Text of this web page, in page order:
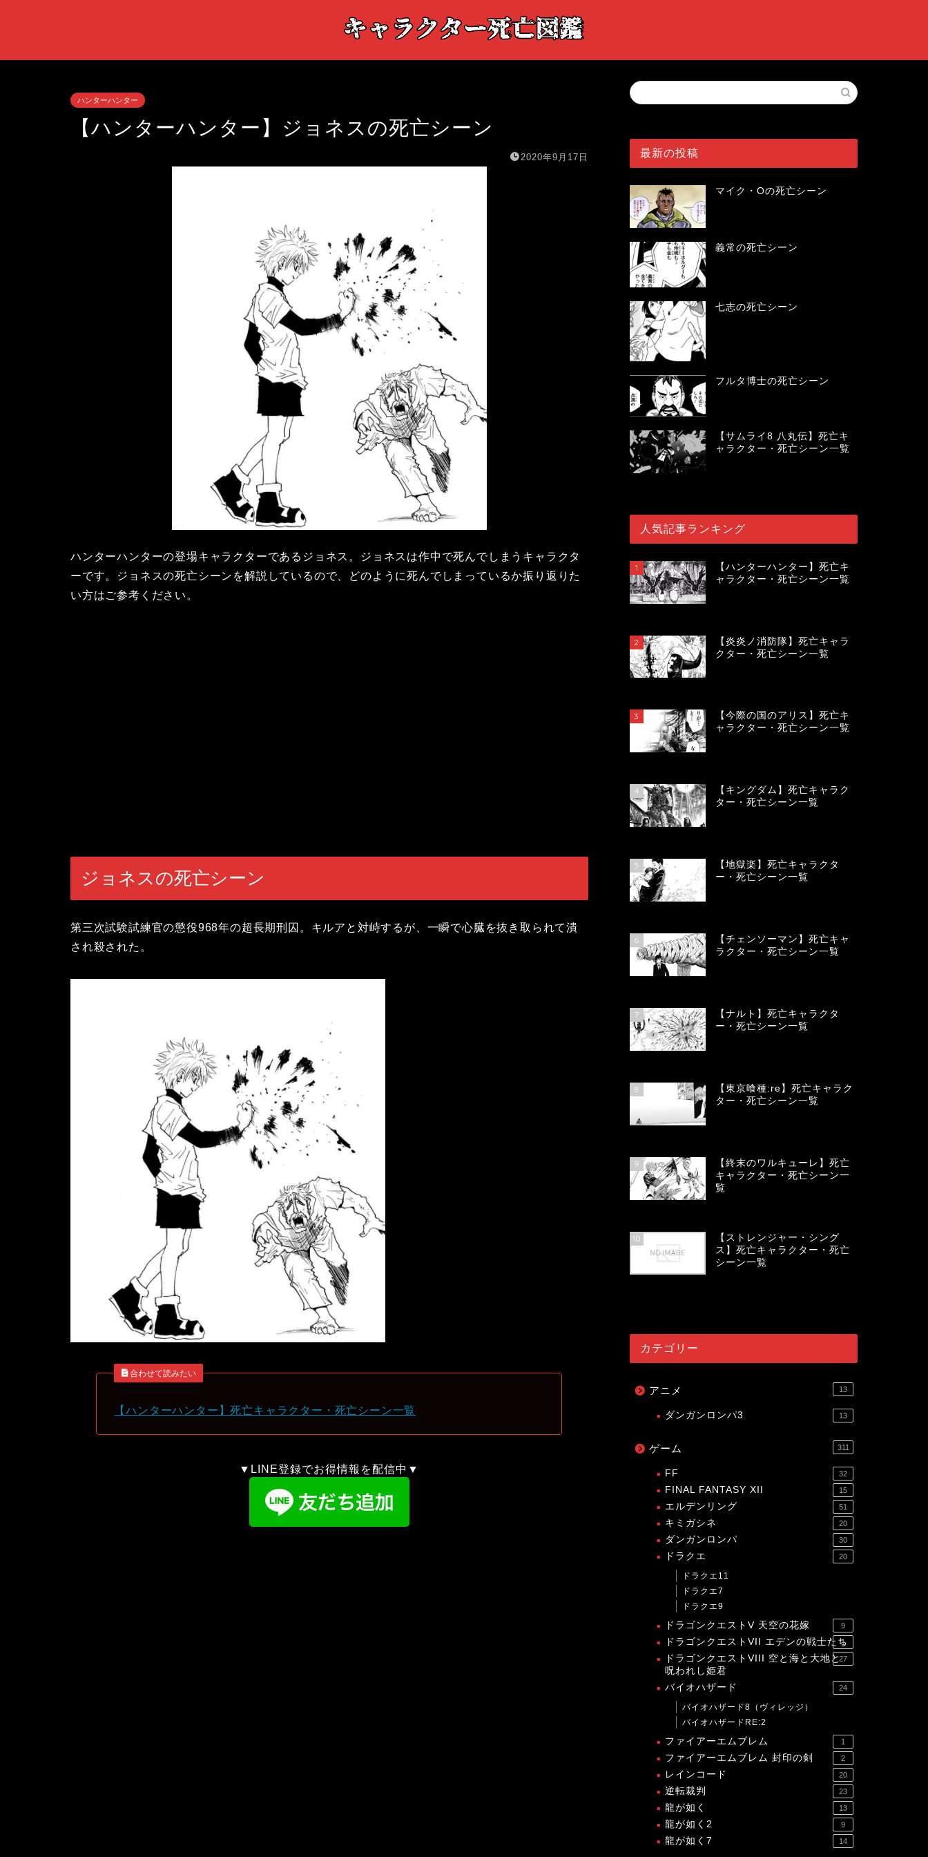
ハンターハンター
【ハンターハンター】ジョネスの死亡シーン
2020年9月17日
ハンターハンターの登場キャラクターであるジョネス。ジョネスは作中で死んでしまうキャラクタ
ーです。ジョネスの死亡シーンを解説しているので、どのように死んでしまっているか振り返りた
い方はご参考ください。
ジョネスの死亡シーン
第三次試験試練官の懲役968年の超長期刑囚。キルアと対峙するが、一瞬で心臓を抜き取られて潰
され殺された。
合わせて読みたい
【ハンターハンター】死亡キャラクター・死亡シーン一覧
▼LINE登録でお得情報を配信中▼
最新の投稿
マイク・Oの死亡シーン
義常の死亡シーン
七志の死亡シーン
フルタ博士の死亡シーン
【サムライ8 八丸伝】死亡キ
ャラクター・死亡シーン一覧
人気記事ランキング
1
【ハンターハンター】死亡キ
ャラクター・死亡シーン一覧
2
【炎炎ノ消防隊】死亡キャラ
クター・死亡シーン一覧
3
【今際の国のアリス】死亡キ
ャラクター・死亡シーン一覧
4
【キングダム】死亡キャラク
ター・死亡シーン一覧
5
【地獄楽】死亡キャラクタ
ー・死亡シーン一覧
6
【チェンソーマン】死亡キャ
ラクター・死亡シーン一覧
7
【ナルト】死亡キャラクタ
ー・死亡シーン一覧
8
【東京喰種:re】死亡キャラク
ター・死亡シーン一覧
9
【終末のワルキューレ】死亡
キャラクター・死亡シーン一
覧
10
【ストレンジャー・シング
ス】死亡キャラクター・死亡
シーン一覧
カテゴリー
アニメ 13
ダンガンロンパ3 13
ゲーム 311
FF 32
FINAL FANTASY XII 15
エルデンリング 51
キミガシネ 20
ダンガンロンパ 30
ドラクエ 20
ドラクエ11
ドラクエ7
ドラクエ9
ドラゴンクエストV 天空の花嫁 9
ドラゴンクエストVII エデンの戦士たち
1
ドラゴンクエストVIII 空と海と大地と
呪われし姫君
27
バイオハザード 24
バイオハザード8（ヴィレッジ）
バイオハザードRE:2
ファイアーエムブレム 1
ファイアーエムブレム 封印の剣 2
レインコード 20
逆転裁判 23
龍が如く 13
龍が如く2 9
龍が如く7 14